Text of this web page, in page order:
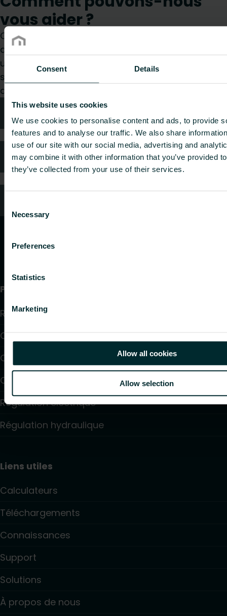
Consent Details
This website uses cookies
We use cookies to personalise content and ads, to provide
features and to analyse our traffic. We also share
use of our site with our social media, advertising and
may combine it with other information that you’ve provided
they’ve collected from your use of their services.
Selection
Necessary
Preferences
Statistics
Marketing
Allow all cookies
Allow selection
vous aider ?
Que vous soyez prescripteur, installateur,
architecte, bureau d’études, distributeur ou
utilisateur final, choisissez une catégorie et nous
serons ravis de prendre en charge votre
demande.
FAQ
Produits
Radiateurs
Chauffage par le sol et raffraîchissant
Convecteurs
Chauffage électrique
Régulation électrique
Régulation hydraulique
Liens utiles
Calculateurs
Téléchargements
Connaissances
Support
Solutions
À propos de nous